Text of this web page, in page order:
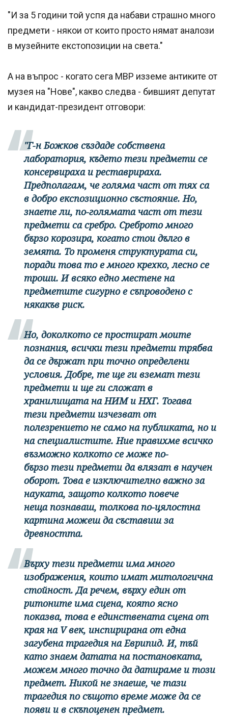
"И за 5 години той успя да набави страшно много
предмети - някои от които просто нямат аналози
в музейните екстопозиции на света."
А на въпрос - когато сега МВР изземе антиките от
музея на "Нове", какво следва - бившият депутат
и кандидат-президент отговори:
"Г-н Божков създаде собствена
лаборатория, където тези предмети се
консервираха и реставрираха.
Предполагам, че голяма част от тях са
в добро експозиционно състояние. Но,
знаете ли, по-голямата част от тези
предмети са сребро. Среброто много
бързо корозира, когато стои дълго в
земята. То променя структурата си,
поради това то е много крехко, лесно се
троши. И всяко едно местене на
предметите сигурно е съпроводено с
някакъв риск.
Но, доколкото се простират моите
познания, всички тези предмети трябва
да се държат при точно определени
условия. Добре, те ще ги вземат тези
предмети и ще ги сложат в
хранилищата на НИМ и НХГ. Тогава
тези предмети изчезват от
полезрението не само на публиката, но и
на специалистите. Ние правихме всичко
възможно колкото се може по-
бързо тези предмети да влязат в научен
оборот. Това е изключително важно за
науката, защото колкото повече
неща познаваш, толкова по-цялостна
картина можеш да съставиш за
древността.
Върху тези предмети има много
изображения, които имат митологична
стойност. Да речем, върху един от
ритоните има сцена, която ясно
показва, това е единствената сцена от
края на V век, инспирирана от една
загубена трагедия на Еврипид. И, тъй
като знаем датата на постановката,
можем много точно да датираме и този
предмет. Никой не знаеше, че тази
трагедия по същото време може да се
появи и в скъпоценен предмет.